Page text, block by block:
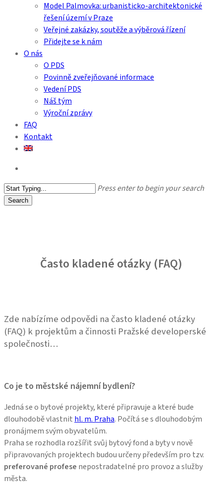
Model Palmovka: urbanisticko-architektonické
řešení území v Praze
Veřejné zakázky, soutěže a výběrová řízení
Přidejte se k nám
O nás
O PDS
Povinně zveřejňované informace
Vedení PDS
Náš tým
Výroční zprávy
FAQ
Kontakt
Press enter to begin your search
Search
Často kladené otázky (FAQ)
Zde nabízíme odpovědi na často kladené otázky
(FAQ) k projektům a činnosti Pražské developerské
společnosti…
Co je to městské nájemní bydlení?
Jedná se o bytové projekty, které připravuje a které bude
dlouhodobě vlastnit hl. m. Praha. Počítá se s dlouhodobým
pronájmem svým obyvatelům.
Praha se rozhodla rozšířit svůj bytový fond a byty v nově
připravovaných projektech budou určeny především pro tzv.
preferované profese nepostradatelné pro provoz a služby
města.